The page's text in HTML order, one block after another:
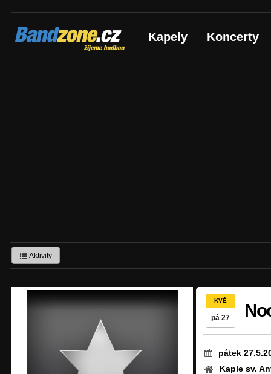
Bandzone.cz
žijeme hudbou Kapely Koncerty
Aktivity
KVĚ
pá 27
pátek
Kaple sv.